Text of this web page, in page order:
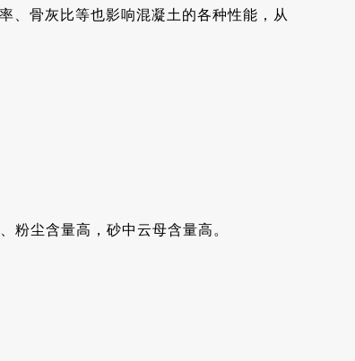
、骨灰比等也影响混凝土的各种性能，从
粉尘含量高，砂中云母含量高。